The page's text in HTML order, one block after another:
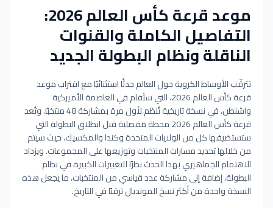
موعد قرعة كأس العالم 2026:
التفاصيل الكاملة والقنوات
الناقلة ونظام البطولة الجديد
تترقّب الأوساط الكروية حول العالم حدثًا استثنائيًا مع اقتراب موعد
قرعة كأس العالم 2026، التي ستُقام في العاصمة الأميركية
واشنطن، في نسخة تاريخية تُنظم لأول مرة بمشاركة 48 منتخبًا. وتُعد
قرعة كأس العالم 2026 محطة مفصلية قبل انطلاق البطولة التي
ستستضيفها كل من الولايات المتحدة وكندا والمكسيك، حيث سيتم
من خلالها تحديد مسارات المنتخبات وتوزيعها على المجموعات. ويزداد
الاهتمام الجماهيري بهذا الحدث نظرًا للتغييرات الكبيرة في نظام
البطولة، إضافة إلى مشاركة عدد قياسي من المنتخبات، ما يجعل هذه
النسخة واحدة من أكثر نسخ المونديال ترقبًا في التاريخ.